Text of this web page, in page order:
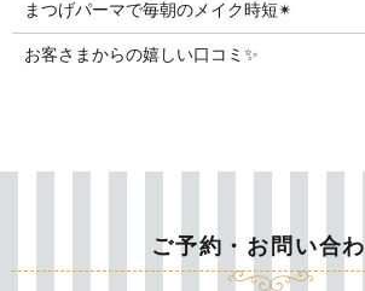
まつげパーマで毎朝のメイク時短✴︎
お客さまからの嬉しい口コミ✨
ご予約・お問い合